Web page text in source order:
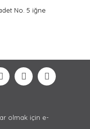
No. 5 iğne
olmak için e-